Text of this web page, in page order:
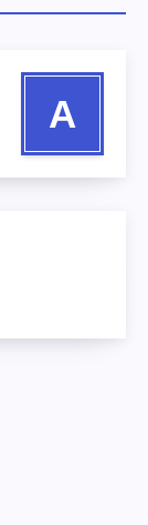
А